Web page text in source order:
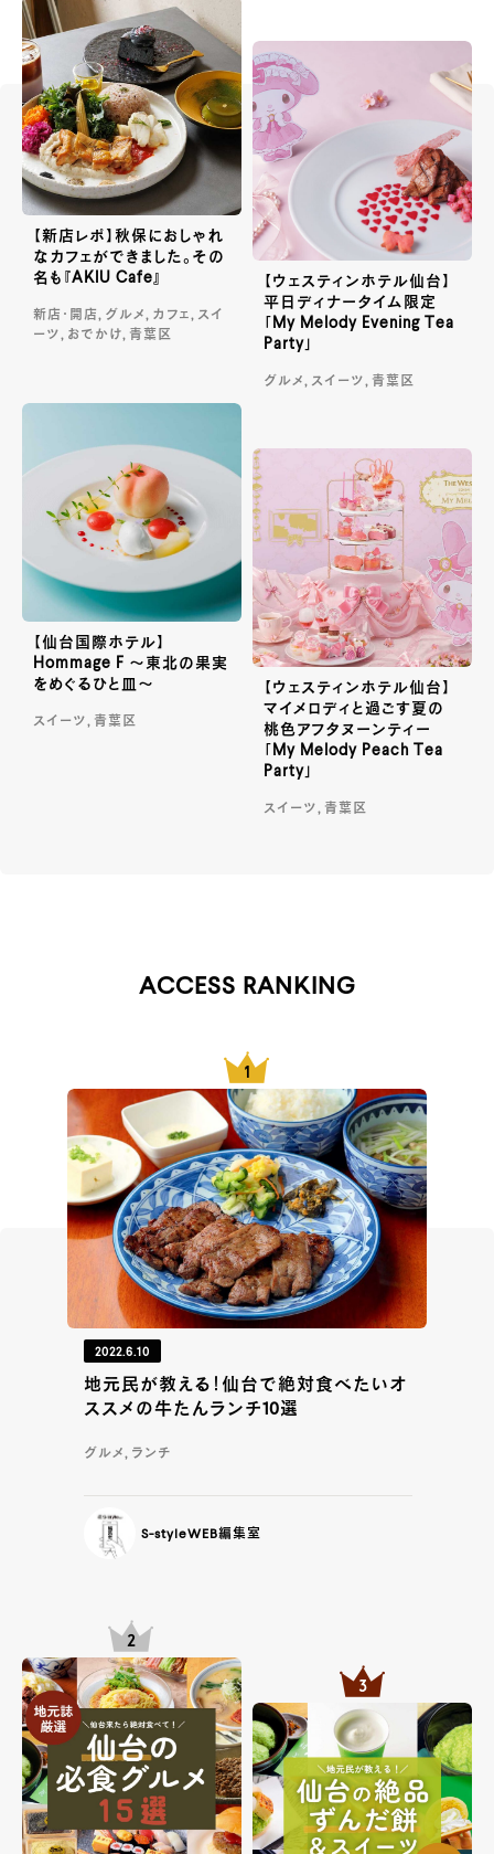
【新店レポ】秋保におしゃれ
なカフェができました。その
名も『AKIU Cafe』
新店・開店, グルメ, カフェ, スイ
ーツ, おでかけ, 青葉区
【ウェスティンホテル仙台】
平日ディナータイム限定
「My Melody Evening Tea
Party」
グルメ, スイーツ, 青葉区
【仙台国際ホテル】
Hommage F ～東北の果実
をめぐるひと皿～
スイーツ, 青葉区
【ウェスティンホテル仙台】
マイメロディと過ごす夏の
桃色アフタヌーンティー
「My Melody Peach Tea
Party」
スイーツ, 青葉区
ACCESS RANKING
2022.6.10
地元民が教える！仙台で絶対食べたいオ
ススメの牛たんランチ10選
グルメ, ランチ
S-styleWEB編集室